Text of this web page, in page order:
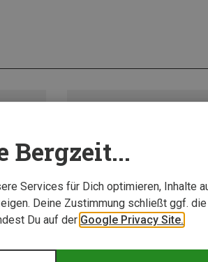
Bergzeit...
Services für Dich optimieren, Inhalte
Deine Zustimmung schließt ggf.
Du auf der Google Privacy Site.